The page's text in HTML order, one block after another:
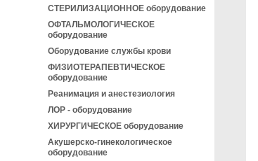
СТЕРИЛИЗАЦИОННОЕ оборудование
ОФТАЛЬМОЛОГИЧЕСКОЕ
оборудование
Оборудование службы крови
ФИЗИОТЕРАПЕВТИЧЕСКОЕ
оборудование
Реанимация и анестезиология
ЛОР - оборудование
ХИРУРГИЧЕСКОЕ оборудование
Акушерско-гинекологическое
оборудование